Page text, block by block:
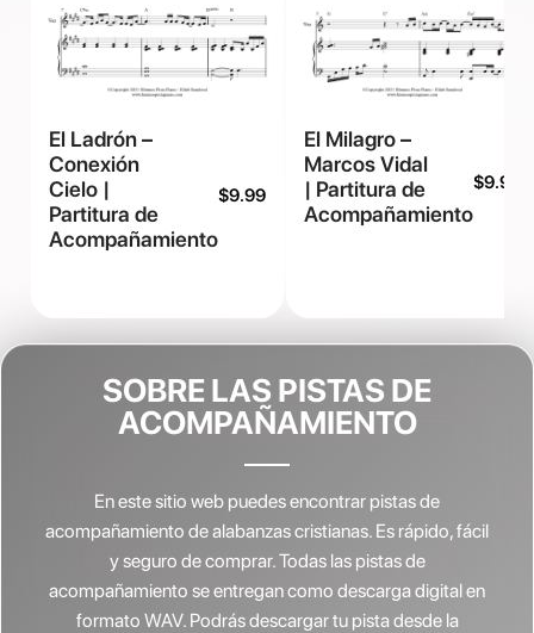
El Ladrón –
Conexión
Cielo |
Partitura de
Acompañamiento
$9.99
El Milagro –
Marcos Vidal
| Partitura de
Acompañamiento
$9.99
SOBRE LAS PISTAS DE
ACOMPAÑAMIENTO
En este sitio web puedes encontrar pistas de
acompañamiento de alabanzas cristianas. Es rápido, fácil
y seguro de comprar. Todas las pistas de
acompañamiento se entregan como descarga digital en
formato WAV. Podrás descargar tu pista desde la